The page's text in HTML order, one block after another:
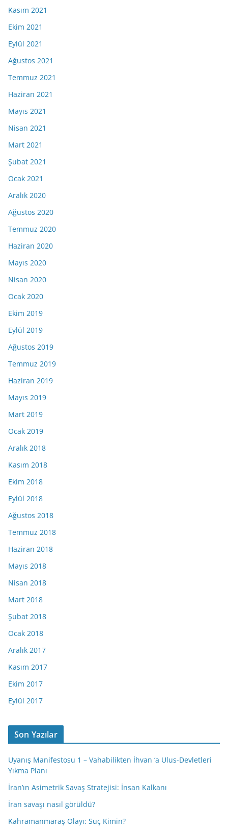
Kasım 2021
Ekim 2021
Eylül 2021
Ağustos 2021
Temmuz 2021
Haziran 2021
Mayıs 2021
Nisan 2021
Mart 2021
Şubat 2021
Ocak 2021
Aralık 2020
Ağustos 2020
Temmuz 2020
Haziran 2020
Mayıs 2020
Nisan 2020
Ocak 2020
Ekim 2019
Eylül 2019
Ağustos 2019
Temmuz 2019
Haziran 2019
Mayıs 2019
Mart 2019
Ocak 2019
Aralık 2018
Kasım 2018
Ekim 2018
Eylül 2018
Ağustos 2018
Temmuz 2018
Haziran 2018
Mayıs 2018
Nisan 2018
Mart 2018
Şubat 2018
Ocak 2018
Aralık 2017
Kasım 2017
Ekim 2017
Eylül 2017
Son Yazılar
Uyanış Manifestosu 1 – Vahabilikten İhvan ‘a Ulus-Devletleri
Yıkma Planı
İran’ın Asimetrik Savaş Stratejisi: İnsan Kalkanı
İran savaşı nasıl görüldü?
Kahramanmaraş Olayı: Suç Kimin?